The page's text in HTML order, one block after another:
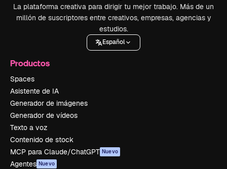
La plataforma creativa para dirigir tu mejor trabajo. Más de un
millón de suscriptores entre creativos, empresas, agencias y
estudios.
Español
Productos
Spaces
Asistente de IA
Generador de imágenes
Generador de vídeos
Texto a voz
Contenido de stock
MCP para Claude/ChatGPT Nuevo
Agentes Nuevo